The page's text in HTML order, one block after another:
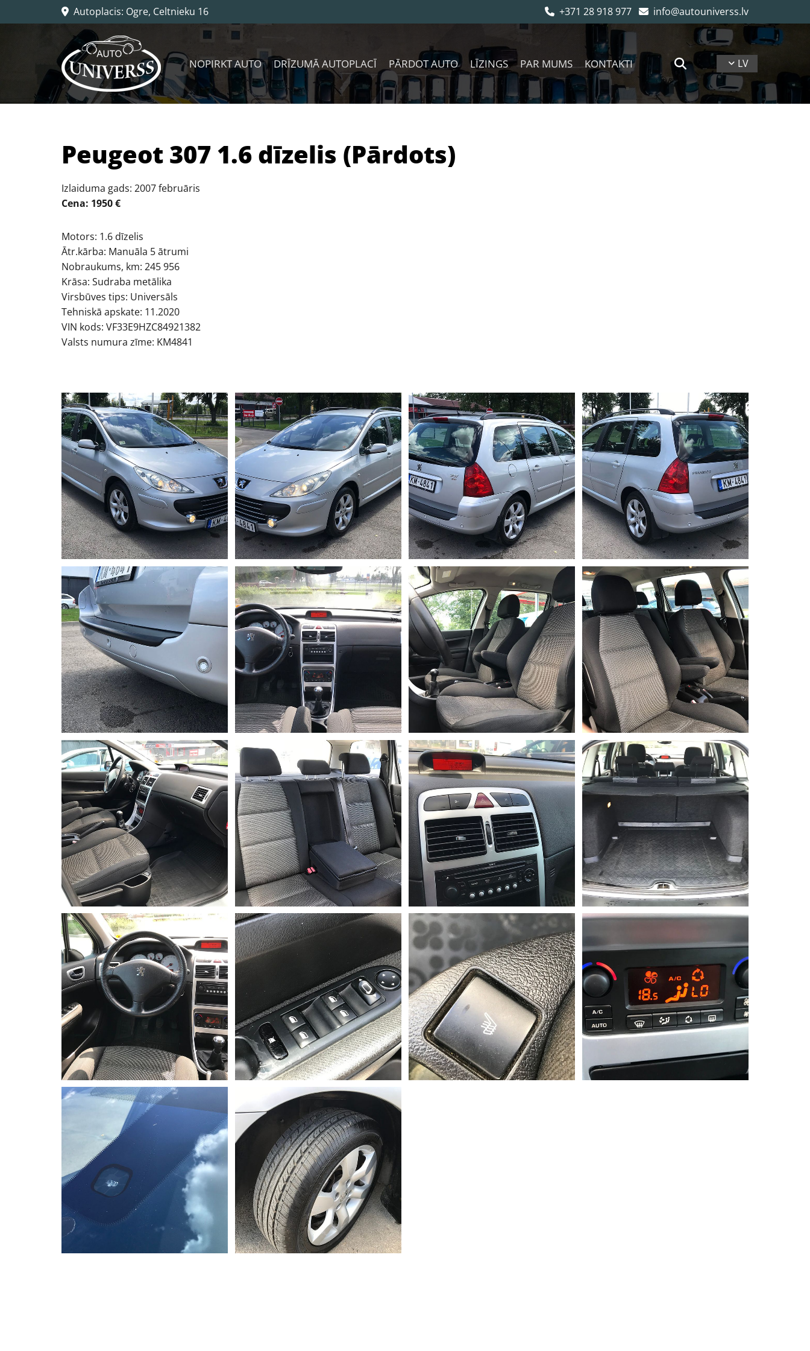
 Autoplacis: Ogre, Celtnieku 16  +371 28 918 977  info@autouniverss.lv
NOPIRKT AUTO DRĪZUMĀ AUTOPLACĪ PĀRDOT AUTO LĪZINGS PAR MUMS KONTAKTI LV
Peugeot 307 1.6 dīzelis (Pārdots)
Izlaiduma gads: 2007 februāris
Cena: 1950 €
Motors: 1.6 dīzelis
Ātr.kārba: Manuāla 5 ātrumi
Nobraukums, km: 245 956
Krāsa: Sudraba metālika
Virsbūves tips: Universāls
Tehniskā apskate: 11.2020
VIN kods: VF33E9HZC84921382
Valsts numura zīme: KM4841